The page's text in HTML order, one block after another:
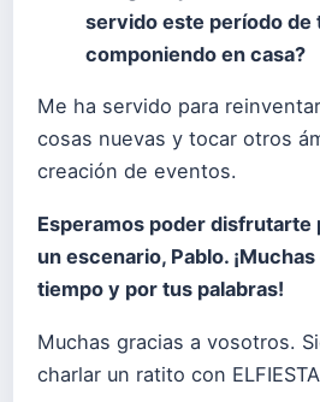
servido este período de
componiendo en casa?
Me ha servido para
cosas nuevas y tocar otros
creación de eventos.
Esperamos poder disfrutarte
un escenario, Pablo.
tiempo y por tus palabras!
Muchas gracias a vosotros.
charlar un ratito con